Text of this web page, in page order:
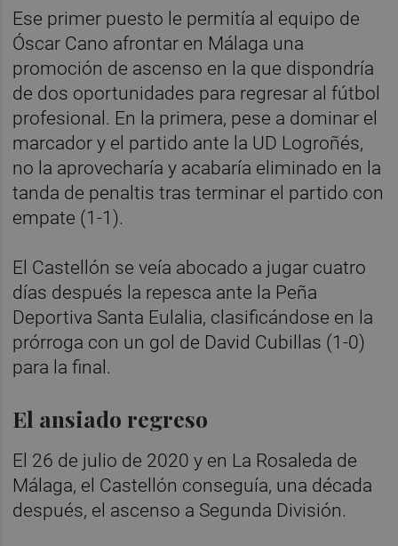
Ese primer puesto le permitía al equipo de
Óscar Cano afrontar en Málaga una
promoción de ascenso en la que dispondría
de dos oportunidades para regresar al fútbol
profesional. En la primera, pese a dominar el
marcador y el partido ante la UD Logroñés,
no la aprovecharía y acabaría eliminado en la
tanda de penaltis tras terminar el partido con
empate (1-1).
El Castellón se veía abocado a jugar cuatro
días después la repesca ante la Peña
Deportiva Santa Eulalia, clasificándose en la
prórroga con un gol de David Cubillas (1-0)
para la final.
El ansiado regreso
El 26 de julio de 2020 y en La Rosaleda de
Málaga, el Castellón conseguía, una década
después, el ascenso a Segunda División.